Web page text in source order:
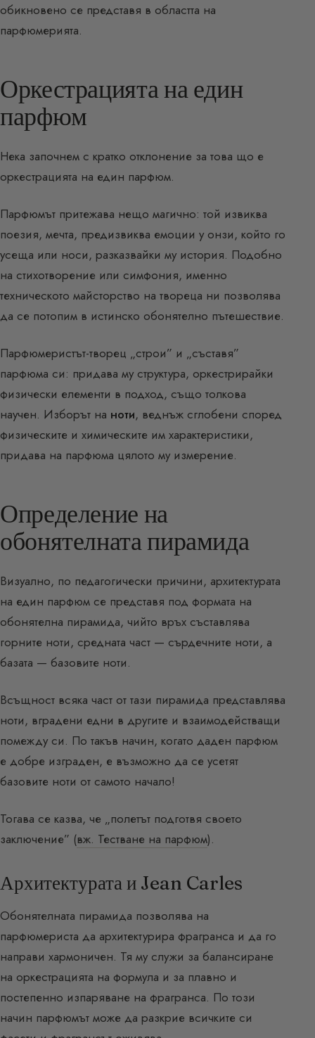
обикновено се представя в областта на
парфюмерията.
Оркестрацията на един
парфюм
Нека започнем с кратко отклонение за това що е
оркестрацията на един парфюм.
Парфюмът притежава нещо магично: той извиква
поезия, мечта, предизвиква емоции у онзи, който го
усеща или носи, разказвайки му история. Подобно
на стихотворение или симфония, именно
техническото майсторство на твореца ни позволява
да се потопим в истинско обонятелно пътешествие.
Парфюмеристът-творец „строи” и „съставя”
парфюма си: придава му структура, оркестрирайки
физически елементи в подход, също толкова
научен. Изборът на ноти, веднъж сглобени според
физическите и химическите им характеристики,
придава на парфюма цялото му измерение.
Определение на
обонятелната пирамида
Визуално, по педагогически причини, архитектурата
на един парфюм се представя под формата на
обонятелна пирамида, чийто връх съставлява
горните ноти, средната част — сърдечните ноти, а
базата — базовите ноти.
Всъщност всяка част от тази пирамида представлява
ноти, вградени едни в другите и взаимодействащи
помежду си. По такъв начин, когато даден парфюм
е добре изграден, е възможно да се усетят
базовите ноти от самото начало!
Тогава се казва, че „полетът подготвя своето
заключение” (вж. Тестване на парфюм).
Архитектурата и Jean Carles
Обонятелната пирамида позволява на
парфюмериста да архитектурира фрагранса и да го
направи хармоничен. Тя му служи за балансиране
на оркестрацията на формула и за плавно и
постепенно изпаряване на фрагранса. По този
начин парфюмът може да разкрие всичките си